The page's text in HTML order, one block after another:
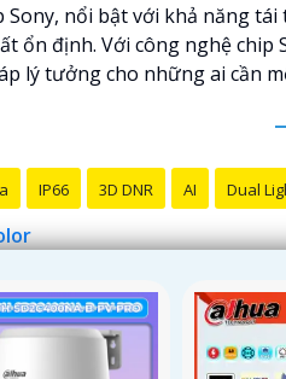
Sony, nổi bật với khả năng
ổn định. Với công nghệ
lý tưởng cho những ai cần
IP66 3D DNR AI Dual